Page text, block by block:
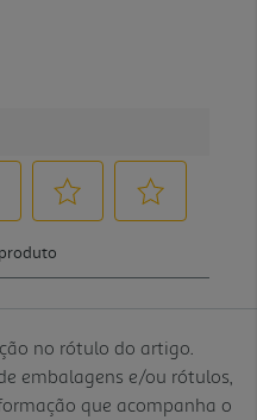
no rótulo do artigo.
embalagens e/ou rótulos,
que acompanha o